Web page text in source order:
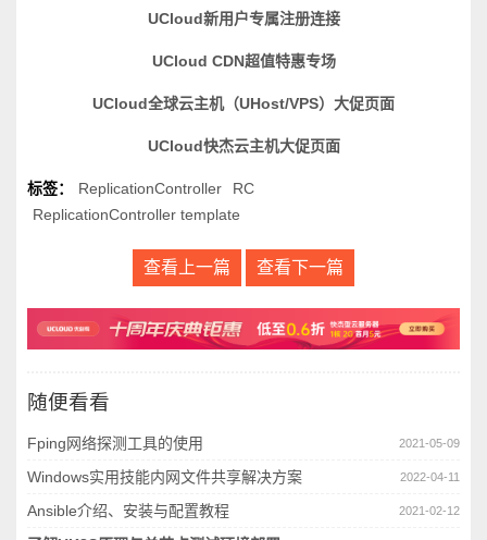
UCloud新用户专属注册连接
UCloud CDN超值特惠专场
UCloud全球云主机（UHost/VPS）大促页面
UCloud快杰云主机大促页面
标签： ReplicationController
RC
ReplicationController template
查看上一篇 查看下一篇
随便看看
2021-05-09
Fping网络探测工具的使用
2022-04-11
Windows实用技能内网文件共享解决方案
2021-02-12
Ansible介绍、安装与配置教程